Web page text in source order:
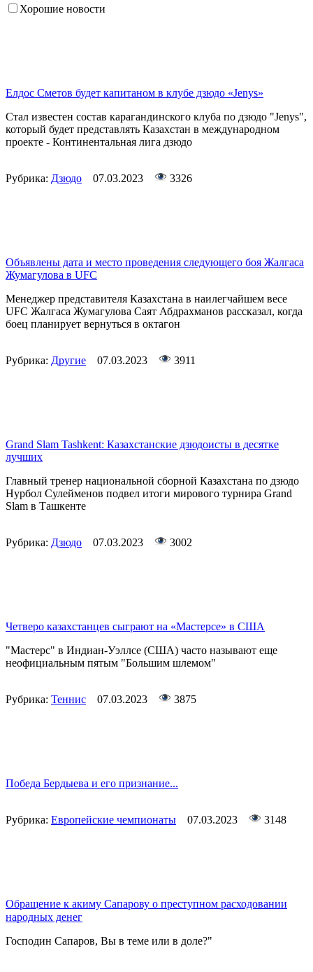
Хорошие новости
Елдос Сметов будет капитаном в клубе дзюдо «Jenys»
Стал известен состав карагандинского клуба по дзюдо "Jenys",
который будет представлять Казахстан в международном
проекте - Континентальная лига дзюдо
Рубрика: Дзюдо 07.03.2023 3326
Объявлены дата и место проведения следующего боя Жалгаса
Жумагулова в UFC
Менеджер представителя Казахстана в наилегчайшем весе
UFC Жалгаса Жумагулова Саят Абдрахманов рассказал, когда
боец планирует вернуться в октагон
Рубрика: Другие 07.03.2023 3911
Grand Slam Tashkent: Казахстанские дзюдоисты в десятке
лучших
Главный тренер национальной сборной Казахстана по дзюдо
Нурбол Сулейменов подвел итоги мирового турнира Grand
Slam в Ташкенте
Рубрика: Дзюдо 07.03.2023 3002
Четверо казахстанцев сыграют на «Мастерсе» в США
"Мастерс" в Индиан-Уэллсе (США) часто называют еще
неофициальным пятым "Большим шлемом"
Рубрика: Теннис 07.03.2023 3875
Победа Бердыева и его признание...
Рубрика: Европейские чемпионаты 07.03.2023 3148
Обращение к акиму Сапарову о преступном расходовании
народных денег
Господин Сапаров, Вы в теме или в доле?"